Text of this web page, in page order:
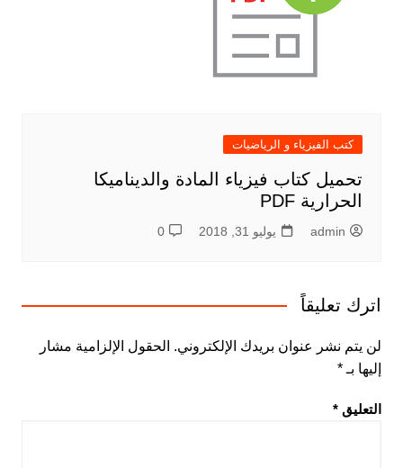
كتب الفيزياء و الرياضيات
تحميل كتاب فيزياء المادة والديناميكا
الحرارية PDF
admin يوليو 31, 2018 0
اترك تعليقاً
لن يتم نشر عنوان بريدك الإلكتروني. الحقول الإلزامية مشار
إليها بـ *
التعليق *